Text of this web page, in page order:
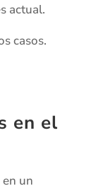
actual.
casos.
en el
un